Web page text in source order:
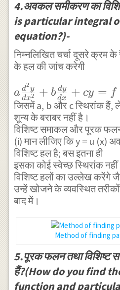
\cos
2x }
2x }
dx }
\\
{ 1
}
{ { e
}^{
\sin
2x }
} -
{
2x }
\\
1 }{
}{ 3
{ { e
3 }
3 }
e
-2x
}dx
8 } {
3 }
-
{ 3 }
}-9D+18 \right)
y={ e }^{ { e }^{
-3x } }
(2)\quad
y={ c
}_{ 1
}\cos {
ax } +{
c }_{ 2
}\sin {
ax } -
\frac { 1
}{ { a
}^{ 2 } }
\cos { ax
} \log {
\tan {
\frac {
\pi }{ 4
} +\frac
{ ax }{ 2
} \right)
4.अवकल समीकरण का
is particular integral
equation?)-
निम्नलिखित चर्चा दूसरे
के हल की जांच करेगी
a\frac { { d
}^{ 2 }y }{
{ dx }^{ 2 }
} +b\frac {
dy }{ dx }
+cy=f\left(
x \right)
a dx2
d2y + b dx
dy + cy = f
जिसमें a, b और c स्थिरांक हैं,
शून्य के बराबर नहीं है।
विशिष्ट समाकल और पूरक
(i) मान लीजिए कि y = u (x)
विशिष्ट हल है; बस इतना ही
इसका कोई स्वेच्छ स्थिरांक नहीं
विशिष्ट हलों का उल्लेख करेंगे
उन्हें खोजने के व्यवस्थित तरीकों
बाद में।
Method of finding
5.पूरक फलन तथा विशिष्ट
हैं?(How do you find
function and